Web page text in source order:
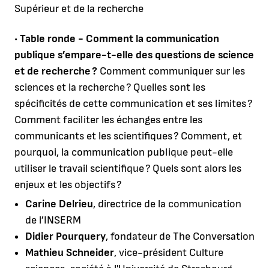
Supérieur et de la recherche
•Table ronde - Comment la communication
publique s’empare-t-elle des questions de science
et de recherche ? Comment communiquer sur les
sciences et la recherche ? Quelles sont les
spécificités de cette communication et ses limites ?
Comment faciliter les échanges entre les
communicants et les scientifiques ? Comment, et
pourquoi, la communication publique peut-elle
utiliser le travail scientifique ? Quels sont alors les
enjeux et les objectifs ?
Carine Delrieu, directrice de la communication
de l’INSERM
Didier Pourquery, fondateur de The Conversation
Mathieu Schneider, vice-président Culture